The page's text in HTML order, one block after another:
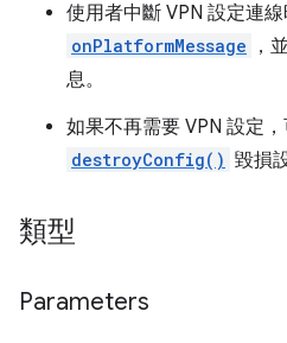
使用者中斷 VPN 設定連
onPlatformMessage ，
息。
如果不再需要 VPN 設定
destroyConfig() 毀損
類型
Parameters